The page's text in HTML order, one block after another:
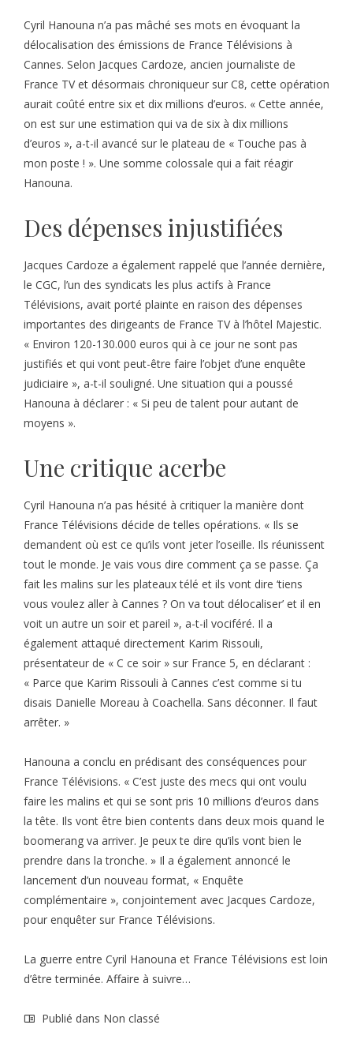
Cyril Hanouna n’a pas mâché ses mots en évoquant la
délocalisation des émissions de France Télévisions à
Cannes. Selon Jacques Cardoze, ancien journaliste de
France TV et désormais chroniqueur sur C8, cette opération
aurait coûté entre six et dix millions d’euros. « Cette année,
on est sur une estimation qui va de six à dix millions
d’euros », a-t-il avancé sur le plateau de « Touche pas à
mon poste ! ». Une somme colossale qui a fait réagir
Hanouna.
Des dépenses injustifiées
Jacques Cardoze a également rappelé que l’année dernière,
le CGC, l’un des syndicats les plus actifs à France
Télévisions, avait porté plainte en raison des dépenses
importantes des dirigeants de France TV à l’hôtel Majestic.
« Environ 120-130.000 euros qui à ce jour ne sont pas
justifiés et qui vont peut-être faire l’objet d’une enquête
judiciaire », a-t-il souligné. Une situation qui a poussé
Hanouna à déclarer : « Si peu de talent pour autant de
moyens ».
Une critique acerbe
Cyril Hanouna n’a pas hésité à critiquer la manière dont
France Télévisions décide de telles opérations. « Ils se
demandent où est ce qu’ils vont jeter l’oseille. Ils réunissent
tout le monde. Je vais vous dire comment ça se passe. Ça
fait les malins sur les plateaux télé et ils vont dire ‘tiens
vous voulez aller à Cannes ? On va tout délocaliser’ et il en
voit un autre un soir et pareil », a-t-il vociféré. Il a
également attaqué directement Karim Rissouli,
présentateur de « C ce soir » sur France 5, en déclarant :
« Parce que Karim Rissouli à Cannes c’est comme si tu
disais Danielle Moreau à Coachella. Sans déconner. Il faut
arrêter. »
Hanouna a conclu en prédisant des conséquences pour
France Télévisions. « C’est juste des mecs qui ont voulu
faire les malins et qui se sont pris 10 millions d’euros dans
la tête. Ils vont être bien contents dans deux mois quand le
boomerang va arriver. Je peux te dire qu’ils vont bien le
prendre dans la tronche. » Il a également annoncé le
lancement d’un nouveau format, « Enquête
complémentaire », conjointement avec Jacques Cardoze,
pour enquêter sur France Télévisions.
La guerre entre Cyril Hanouna et France Télévisions est loin
d’être terminée. Affaire à suivre…
Publié dans Non classé